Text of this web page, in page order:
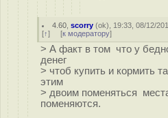
4.60 ,scorry (ok), 19:33, 08/12/
[↑] [к модератору]
> А факт в том что у
денег
> чтоб купить и кормить
этим
> двоим поменяться
поменяются.